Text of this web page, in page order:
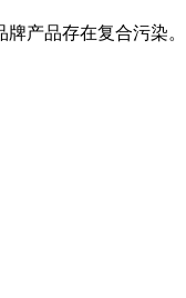
产品存在复合污染。